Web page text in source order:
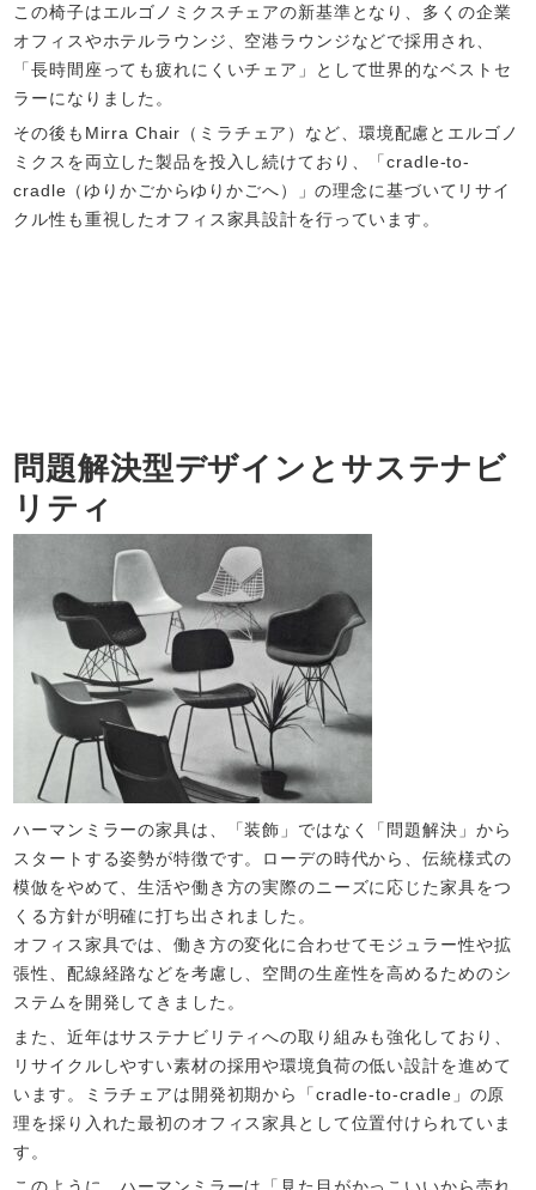
この椅子はエルゴノミクスチェアの新基準となり、多くの企業
オフィスやホテルラウンジ、空港ラウンジなどで採用され、
「長時間座っても疲れにくいチェア」として世界的なベストセ
ラーになりました。
その後もMirra Chair（ミラチェア）など、環境配慮とエルゴノ
ミクスを両立した製品を投入し続けており、「cradle-to-
cradle（ゆりかごからゆりかごへ）」の理念に基づいてリサイ
クル性も重視したオフィス家具設計を行っています。
問題解決型デザインとサステナビ
リティ
ハーマンミラーの家具は、「装飾」ではなく「問題解決」から
スタートする姿勢が特徴です。ローデの時代から、伝統様式の
模倣をやめて、生活や働き方の実際のニーズに応じた家具をつ
くる方針が明確に打ち出されました。
オフィス家具では、働き方の変化に合わせてモジュラー性や拡
張性、配線経路などを考慮し、空間の生産性を高めるためのシ
ステムを開発してきました。
また、近年はサステナビリティへの取り組みも強化しており、
リサイクルしやすい素材の採用や環境負荷の低い設計を進めて
います。ミラチェアは開発初期から「cradle-to-cradle」の原
理を採り入れた最初のオフィス家具として位置付けられていま
す。
このように、ハーマンミラーは「見た目がかっこいいから売れ